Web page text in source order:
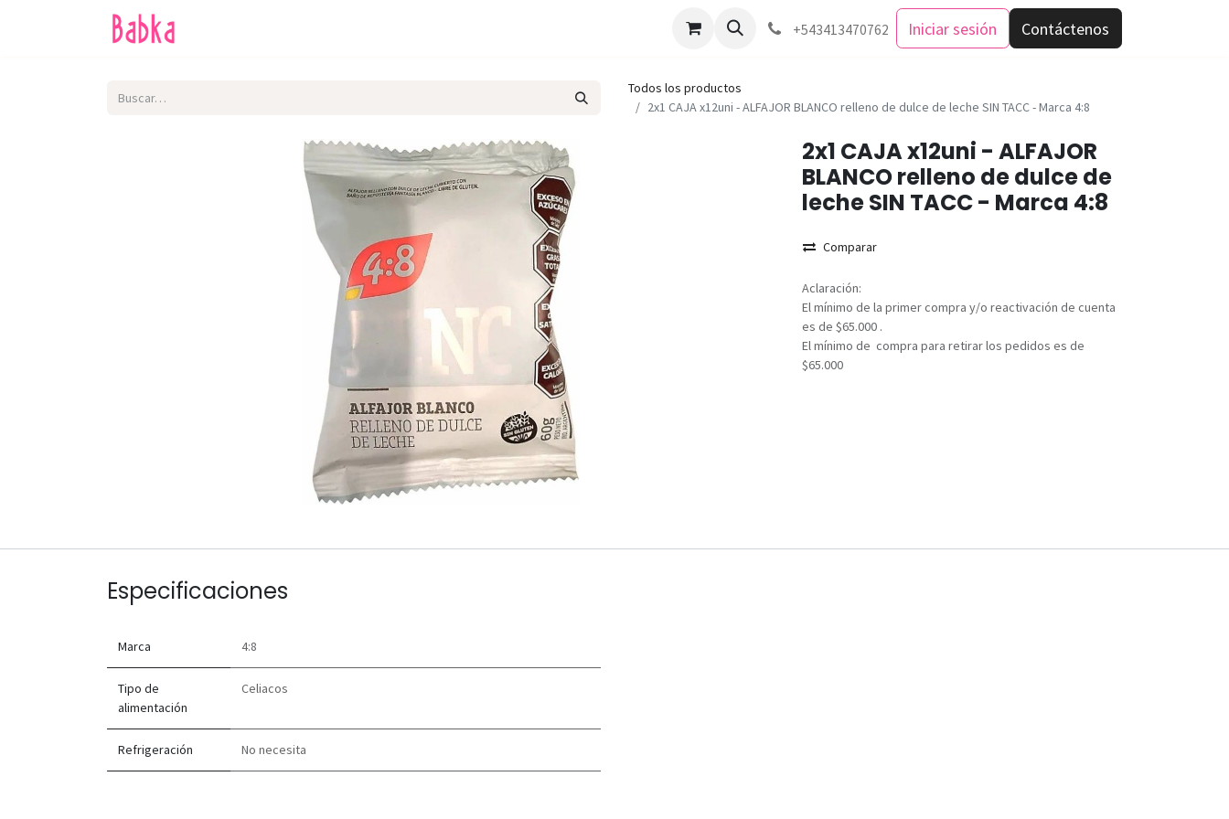
Como comprar +543413470762 Iniciar sesión Contáctenos
Todos los productos
2x1 CAJA x12uni - ALFAJOR BLANCO relleno de dulce de leche SIN TACC - Marca 4:8
2x1 CAJA x12uni - ALFAJOR
BLANCO relleno de dulce de
leche SIN TACC - Marca 4:8
Comparar
Aclaración:
El mínimo de la primer compra y/o reactivación de cuenta
es de $65.000 .
El mínimo de compra para retirar los pedidos es de
$65.000
Especificaciones
Marca 4:8
Tipo de
alimentación
Celiacos
Refrigeración No necesita